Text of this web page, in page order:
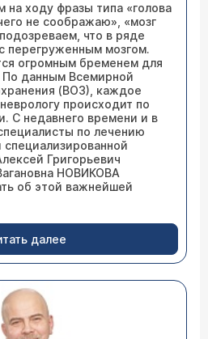
на ходу фразы типа «голова
не соображаю», «мозг
что в ряде
перегруженным мозгом.
огромным бременем для
данным Всемирной
(ВОЗ), каждое
происходит по
С недавнего времени и в
по лечению
специализированной
Григорьевич
НОВИКОВА
об этой важнейшей
далее